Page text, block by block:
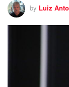
by Luiz